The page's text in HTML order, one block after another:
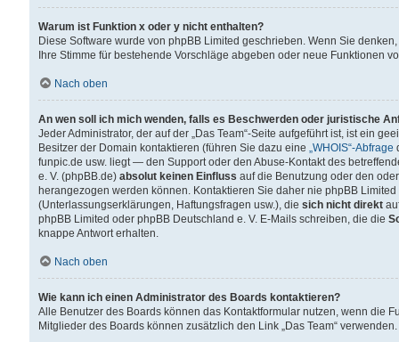
Warum ist Funktion x oder y nicht enthalten?
Diese Software wurde von phpBB Limited geschrieben. Wenn Sie
Ihre Stimme für bestehende Vorschläge abgeben oder neue Funktionen
Nach oben
An wen soll ich mich wenden, falls es Beschwerden oder juristische
Jeder Administrator, der auf der „Das Team“-Seite aufgeführt ist, ist ein
Besitzer der Domain kontaktieren (führen Sie dazu eine „WHOIS“-Abfrage
funpic.de usw. liegt — den Support oder den Abuse-Kontakt des
e. V. (phpBB.de) absolut keinen Einfluss auf die Benutzung oder den
herangezogen werden können. Kontaktieren Sie daher nie phpBB
(Unterlassungserklärungen, Haftungsfragen usw.), die sich nicht direkt
phpBB Limited oder phpBB Deutschland e. V. E-Mails schreiben, die die
knappe Antwort erhalten.
Nach oben
Wie kann ich einen Administrator des Boards kontaktieren?
Alle Benutzer des Boards können das Kontaktformular nutzen, wenn die
Mitglieder des Boards können zusätzlich den Link „Das Team“ verwenden.